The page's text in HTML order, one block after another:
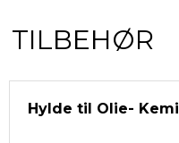
TILBEHØR
Hylde til Olie-